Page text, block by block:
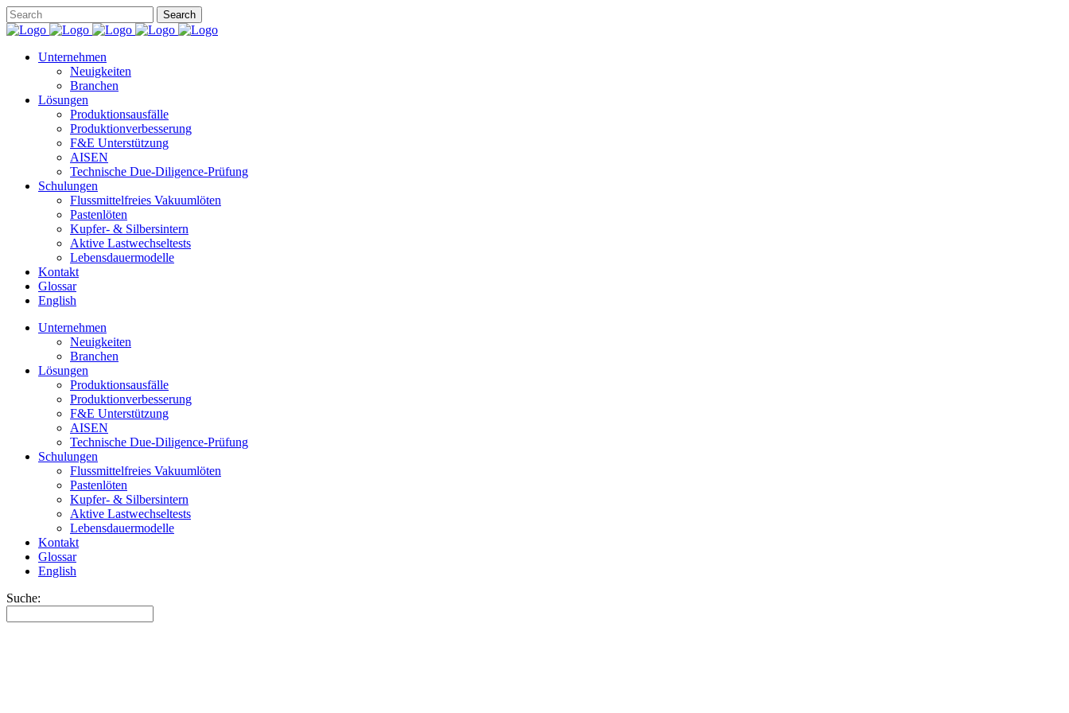
Unternehmen
Neuigkeiten
Branchen
Lösungen
Produktionsausfälle
Produktionverbesserung
F&E Unterstützung
AISEN
Technische Due-Diligence-Prüfung
Schulungen
Flussmittelfreies Vakuumlöten
Pastenlöten
Kupfer- & Silbersintern
Aktive Lastwechseltests
Lebensdauermodelle
Kontakt
Glossar
English
Unternehmen
Neuigkeiten
Branchen
Lösungen
Produktionsausfälle
Produktionverbesserung
F&E Unterstützung
AISEN
Technische Due-Diligence-Prüfung
Schulungen
Flussmittelfreies Vakuumlöten
Pastenlöten
Kupfer- & Silbersintern
Aktive Lastwechseltests
Lebensdauermodelle
Kontakt
Glossar
English
Suche: